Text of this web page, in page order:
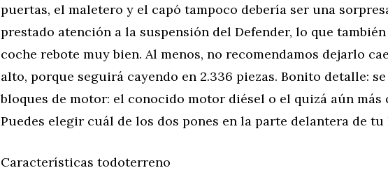
puertas, el maletero y el capó tampoco debería ser una
prestado atención a la suspensión del Defender, lo que
coche rebote muy bien. Al menos, no recomendamos dejarlo
alto, porque seguirá cayendo en 2.336 piezas. Bonito detalle:
bloques de motor: el conocido motor diésel o el quizá aún más
Puedes elegir cuál de los dos pones en la parte delantera de tu
Características todoterreno